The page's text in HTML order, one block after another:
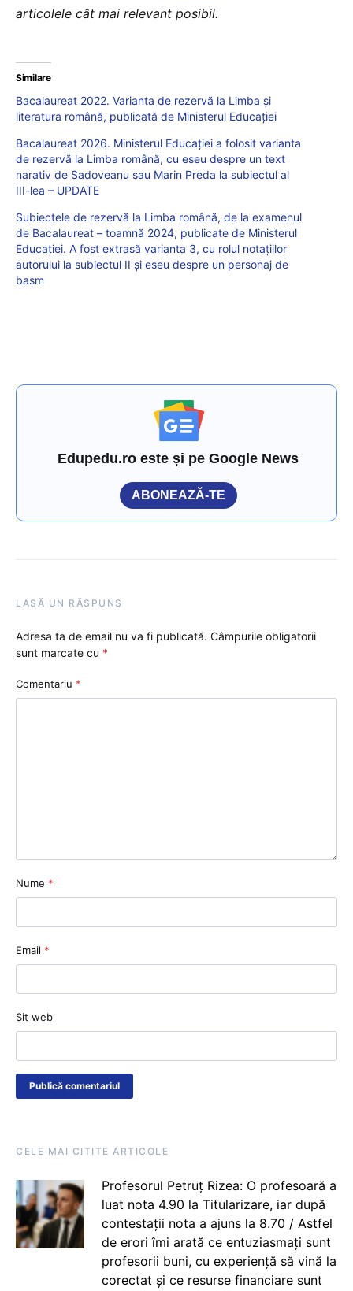
articolele cât mai relevant posibil.
Similare
Bacalaureat 2022. Varianta de rezervă la Limba și
literatura română, publicată de Ministerul Educației
Bacalaureat 2026. Ministerul Educației a folosit varianta
de rezervă la Limba română, cu eseu despre un text
narativ de Sadoveanu sau Marin Preda la subiectul al
III-lea – UPDATE
Subiectele de rezervă la Limba română, de la examenul
de Bacalaureat – toamnă 2024, publicate de Ministerul
Educației. A fost extrasă varianta 3, cu rolul notațiilor
autorului la subiectul II și eseu despre un personaj de
basm
Edupedu.ro este și pe Google News
ABONEAZĂ-TE
LASĂ UN RĂSPUNS
Adresa ta de email nu va fi publicată. Câmpurile obligatorii
sunt marcate cu *
Comentariu *
Nume *
Email *
Sit web
CELE MAI CITITE ARTICOLE
Profesorul Petruț Rizea: O profesoară a
luat nota 4.90 la Titularizare, iar după
contestații nota a ajuns la 8.70 / Astfel
de erori îmi arată ce entuziasmați sunt
profesorii buni, cu experiență să vină la
corectat și ce resurse financiare sunt